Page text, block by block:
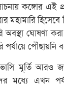
কঙ্গোর এই
মহামারি
ঘোষণা
পর্যায়ে পৌঁছায়নি
মূর্তি আরও
মধ্যে এখন